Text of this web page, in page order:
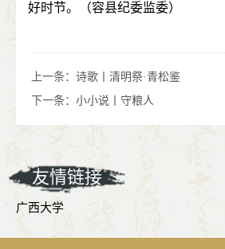
好时节。（容县纪委监委）
上一条： 诗歌丨清明祭·青松鉴
下一条： 小小说丨守粮人
友情链接
广西大学